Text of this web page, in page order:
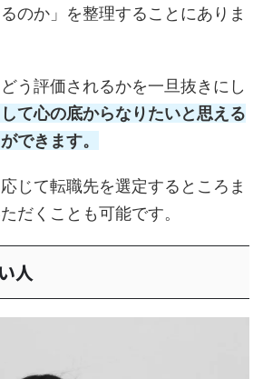
のか」を整理することにありま
う評価されるかを一旦抜きにし
て心の底からなりたいと思える
できます。
じて転職先を選定するところま
だくことも可能です。
人